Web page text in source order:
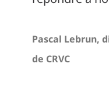
Pascal Lebrun,
de CRVC